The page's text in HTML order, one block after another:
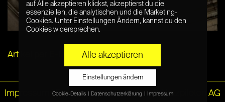
Was ist digitale Souveränität?
Artikel per E-Mail verschicken
Impressum |Datenschutz © Netzpiloten AG
auf Alle akzeptieren klickst, akzeptierst du die
essenziellen, die analytischen und die Marketing-
Cookies. Unter Einstellungen Ändern, kannst du den
Cookies widersprechen.
Alle akzeptieren
Einstellungen ändern
Cookie-Details Datenschutzerklärung Impressum